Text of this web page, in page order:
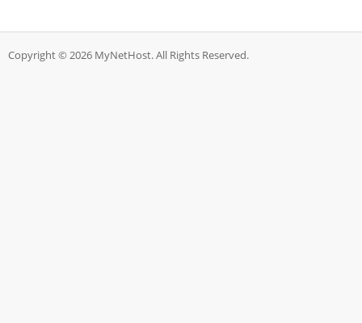
Copyright © 2026 MyNetHost. All Rights Reserved.